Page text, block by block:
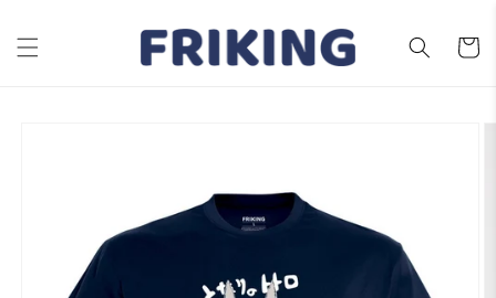
al contenido
Carrito